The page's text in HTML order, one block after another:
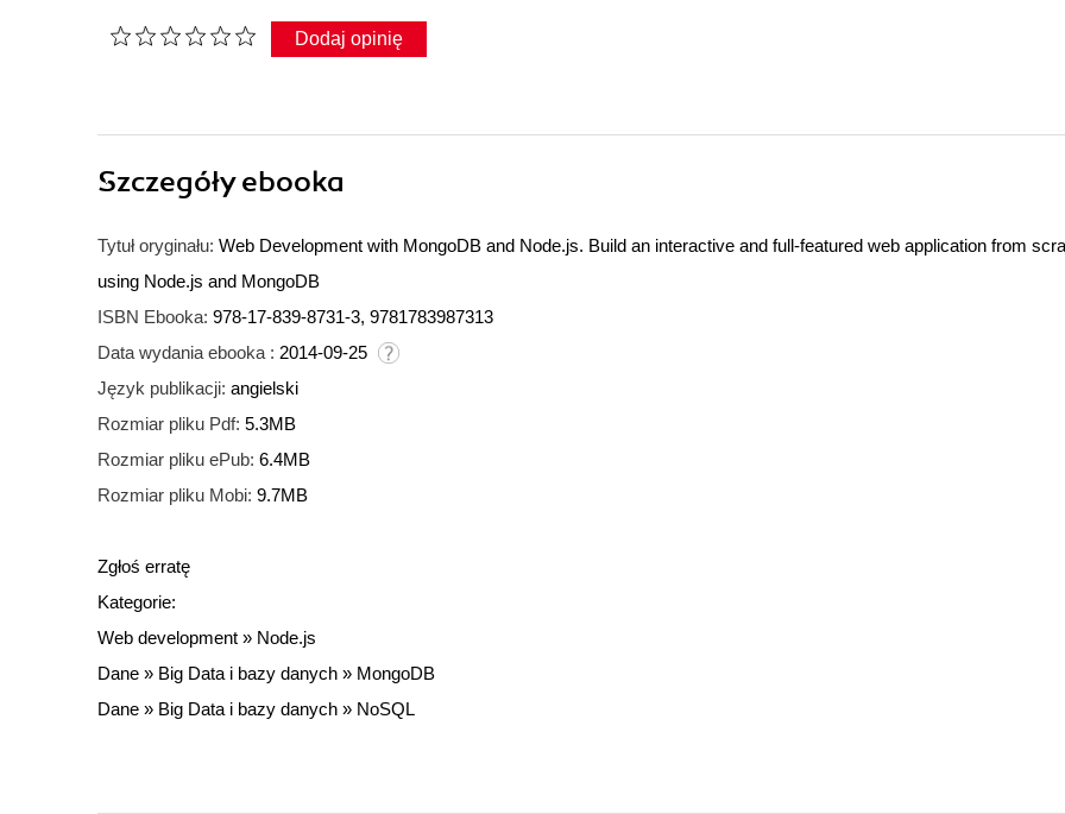
Dodaj opinię
Szczegółyebooka
Tytuł oryginału: Web Development with MongoDB and Node.js. Build an interactive and full-featured web application from
using Node.js and MongoDB
ISBN Ebooka: 978-17-839-8731-3, 9781783987313
Data wydania ebooka : 2014-09-25
Język publikacji: angielski
Rozmiar pliku Pdf: 5.3MB
Rozmiar pliku ePub: 6.4MB
Rozmiar pliku Mobi: 9.7MB
Zgłoś erratę
Kategorie:
Web development » Node.js
Dane » Big Data i bazy danych » MongoDB
Dane » Big Data i bazy danych » NoSQL